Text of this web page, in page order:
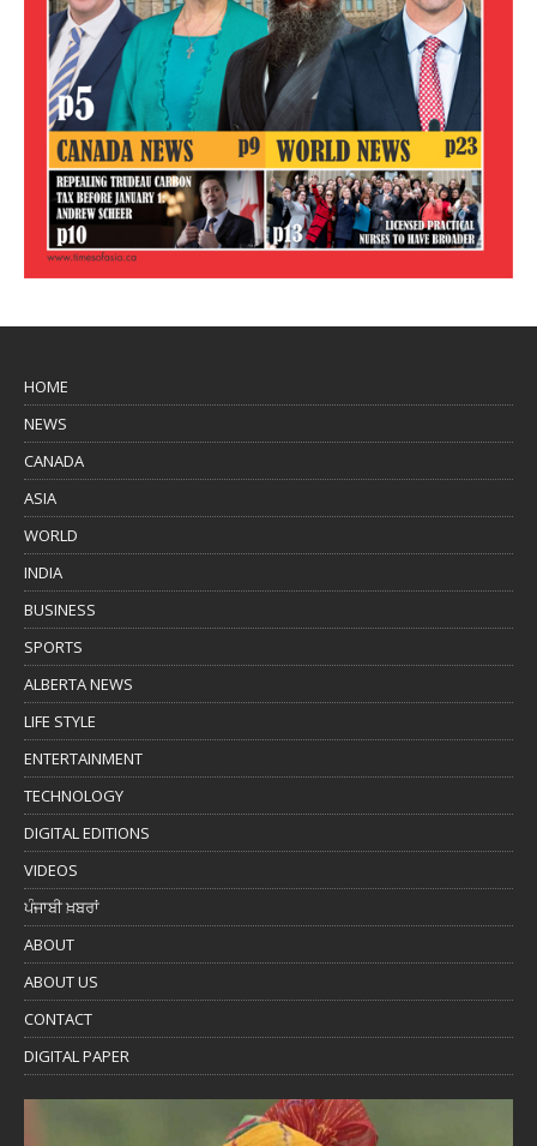
HOME
NEWS
CANADA
ASIA
WORLD
INDIA
BUSINESS
SPORTS
ALBERTA NEWS
LIFE STYLE
ENTERTAINMENT
TECHNOLOGY
DIGITAL EDITIONS
VIDEOS
ਪੰਜਾਬੀ ਖ਼ਬਰਾਂ
ABOUT
ABOUT US
CONTACT
DIGITAL PAPER